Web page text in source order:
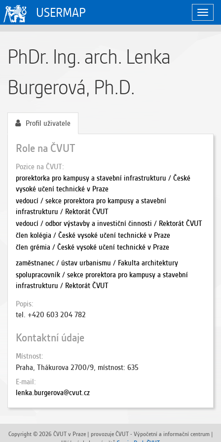
USERMAP
PhDr. Ing. arch. Lenka
Burgerová, Ph.D.
Profil uživatele
Role na ČVUT
Pozice na ČVUT
prorektorka pro kampusy a stavební infrastrukturu / České
vysoké učení technické v Praze
vedoucí / sekce prorektora pro kampusy a stavební
infrastrukturu / Rektorát ČVUT
vedoucí / odbor výstavby a investiční činnosti / Rektorát ČVUT
člen kolégia / České vysoké učení technické v Praze
člen grémia / České vysoké učení technické v Praze
zaměstnanec / ústav urbanismu / Fakulta architektury
spolupracovník / sekce prorektora pro kampusy a stavební
infrastrukturu / Rektorát ČVUT
Popis
tel. +420 603 204 782
Kontaktní údaje
Místnost
Praha, Thákurova 2700/9, místnost: 635
E-mail
lenka.burgerova@cvut.cz
Copyright © 2026 ČVUT v Praze | provozuje ČVUT - Výpočetní a informační centrum |